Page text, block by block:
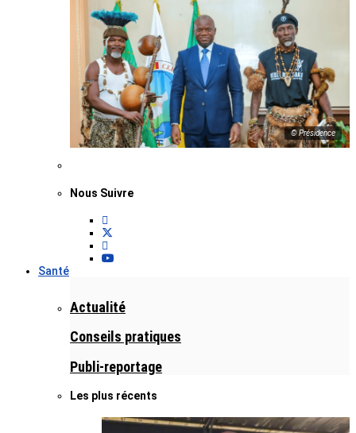
© Présidence
Nous Suivre
Santé
Actualité
Conseils pratiques
Publi-reportage
Les plus récents